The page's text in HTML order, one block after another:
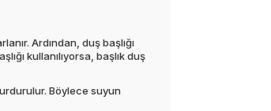
Ardından, duş başlığı
kullanılıyorsa, başlık duş
Böylece suyun